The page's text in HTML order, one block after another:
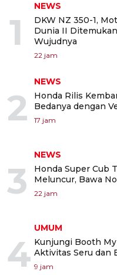
1
NEWS
DKW NZ 350-1,
Dunia II
Wujudnya
22 jam
2
NEWS
Honda Rilis
Bedanya dengan
17 jam
3
NEWS
Honda Super Cub
Meluncur, Bawa
22 jam
4
UMUM
Kunjungi Booth
Aktivitas Seru dan
9 jam